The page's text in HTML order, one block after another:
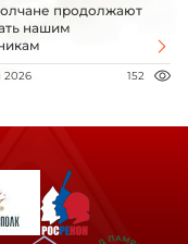
продолжают
нашим
2026 152